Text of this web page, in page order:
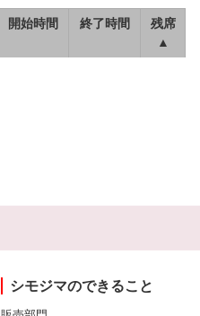
開始時間 終了時間
残席
▲
シモジマのできること